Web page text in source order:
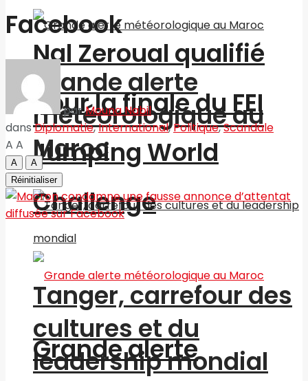
Grande alerte
météorologique au
Maroc
Tanger, carrefour des
cultures et du
leadership mondial
Nal Zeroual qualifié
pour la finale du FEI
Jumping World
Challenge
Grande alerte
Facebook
parMouna Nabil
dans Diplomatie,International,Politique,Scandale
A A
A
A
Réinitialiser